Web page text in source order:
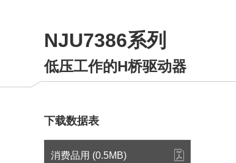
微波产品
晶圆代工服务
车载用IC
工业设备用IC
微波产品
微波产品
寻找交叉参考产品
电子器件
微波产品
微波产品
企业理念
公司简介
业务地点
CSR活动 (日本)
NJU7386系列
低压工作的H桥驱动器
下载数据表
消费品用 (0.5MB)